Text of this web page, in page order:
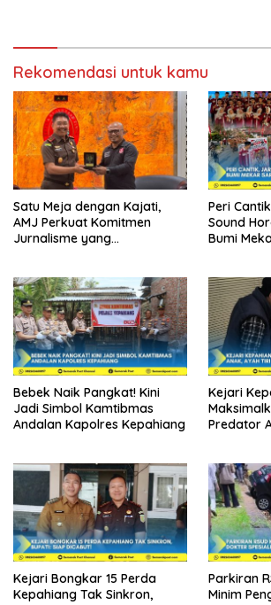
Rekomendasi untuk kamu
Satu Meja dengan Kajati,
AMJ Perkuat Komitmen
Jurnalisme yang
Peri
Sound
Bumi
Bebek Naik Pangkat! Kini
Jadi Simbol Kamtibmas
Andalan Kapolres Kepahiang
Kejari
Predator
Kejari Bongkar 15 Perda
Kepahiang Tak Sinkron,
Parkiran
Minim